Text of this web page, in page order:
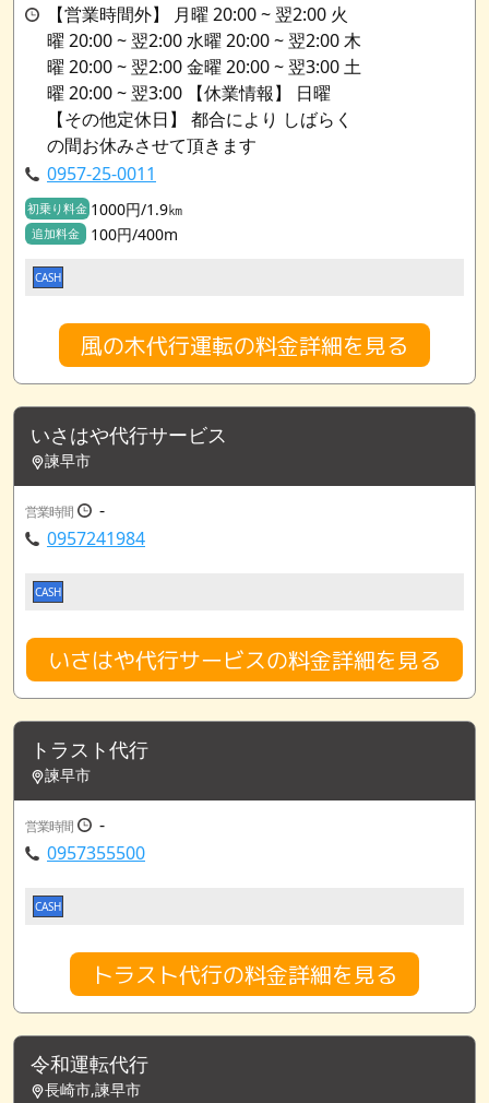
【営業時間外】 月曜 20:00 ~ 翌2:00 火
曜 20:00 ~ 翌2:00 水曜 20:00 ~ 翌2:00 木
曜 20:00 ~ 翌2:00 金曜 20:00 ~ 翌3:00 土
曜 20:00 ~ 翌3:00 【休業情報】 日曜
【その他定休日】 都合により しばらく
の間お休みさせて頂きます
0957-25-0011
初乗り料金 1000円/1.9㎞
追加料金 100円/400m
CASH
風の木代行運転の料金詳細を見る
いさはや代行サービス
諫早市
営業時間
-
0957241984
CASH
いさはや代行サービスの料金詳細を見る
トラスト代行
諫早市
営業時間
-
0957355500
CASH
トラスト代行の料金詳細を見る
令和運転代行
長崎市,諫早市